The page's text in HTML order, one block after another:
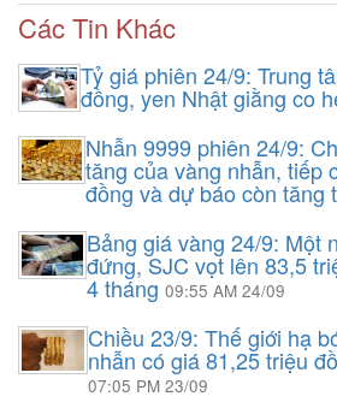
Các Tin Khác
Tỷ giá phiên 24/9: Trung
đồng, yen Nhật giằng co
Nhẫn 9999 phiên 24/9:
tăng của vàng nhẫn, tiếp
đồng và dự báo còn tăng
Bảng giá vàng 24/9: Một
đứng, SJC vọt lên 83,5
4 tháng09:55 AM 24/09
Chiều 23/9: Thế giới hạ
nhẫn có giá 81,25 triệu
07:05 PM 23/09